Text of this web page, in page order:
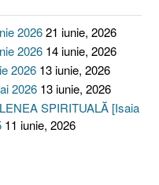
202621 iunie, 2026
2026 14 iunie, 2026
2026 13 iunie, 2026
2026 13 iunie, 2026
SPIRITUALĂ [Isaia
11 iunie, 2026